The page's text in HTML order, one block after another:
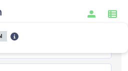
приборы и автоматика / Датчики /
/ 3A201TH-320